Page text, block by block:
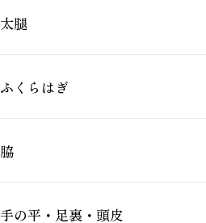
太腿
ふくらはぎ
脇
手の平・足裏・頭皮